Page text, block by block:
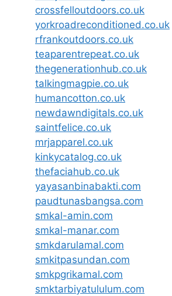
crossfelloutdoors.co.uk
yorkroadreconditioned.co.uk
rfrankoutdoors.co.uk
teaparentrepeat.co.uk
thegenerationhub.co.uk
talkingmagpie.co.uk
humancotton.co.uk
newdawndigitals.co.uk
saintfelice.co.uk
mrjapparel.co.uk
kinkycatalog.co.uk
thefaciahub.co.uk
yayasanbinabakti.com
paudtunasbangsa.com
smkal-amin.com
smkal-manar.com
smkdarulamal.com
smkitpasundan.com
smkpgrikamal.com
smktarbiyatululum.com